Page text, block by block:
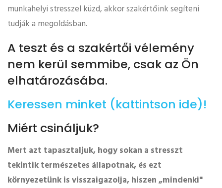
munkahelyi stresszel küzd, akkor szakértőink segíteni
tudják a megoldásban.
A teszt és a szakértői vélemény
nem kerül semmibe, csak az Ön
elhatározásába.
Keressen minket (kattintson ide)!
Miért csináljuk?
Mert azt tapasztaljuk, hogy sokan a stresszt
tekintik természetes állapotnak, és ezt
környezetünk is visszaigazolja, hiszen „mindenki"